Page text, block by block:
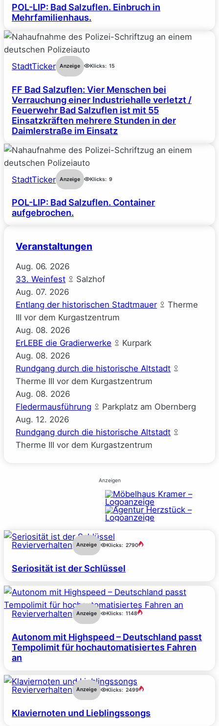
POL-LIP: Bad Salzuflen. Einbruch in
Mehrfamilienhaus.
StadtTicker Anzeige Klicks: 15
FF Bad Salzuflen: Vier Menschen bei
Verrauchung einer Industriehalle verletzt /
Feuerwehr Bad Salzuflen ist mit 55
Einsatzkräften mehrere Stunden in der
Daimlerstraße im Einsatz
StadtTicker Anzeige Klicks: 9
POL-LIP: Bad Salzuflen. Container
aufgebrochen.
Veranstaltungen
Aug. 06. 2026
33. Weinfest
Salzhof
Aug. 07. 2026
Entlang der historischen Stadtmauer
Therme
III vor dem Kurgastzentrum
Aug. 08. 2026
ErLEBE die Gradierwerke
Kurpark
Aug. 08. 2026
Rundgang durch die historische Altstadt
Therme III vor dem Kurgastzentrum
Aug. 08. 2026
Fledermausführung
Parkplatz am Obernberg
Aug. 12. 2026
Rundgang durch die historische Altstadt
Therme III vor dem Kurgastzentrum
Anzeigen
Revierverhalten Anzeige Klicks: 2790
Seriosität ist der Schlüssel
Revierverhalten Anzeige Klicks: 1148
Autonom mit Highspeed – Deutschland passt
Tempolimit für hochautomatisiertes Fahren
an
Revierverhalten Anzeige Klicks: 2499
Klaviernoten und Lieblingssongs